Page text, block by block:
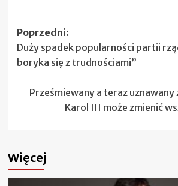
Zobacz
wpisy
Poprzedni:
Duży spadek popularności partii
boryka się z trudnościami”
Prześmiewany a teraz uznawany
Karol III może zmienić
Więcej